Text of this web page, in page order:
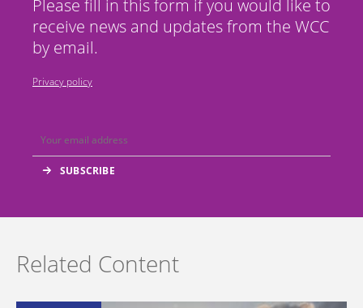
Please fill in this form if you would like to
receive news and updates from the WCC
by email.
Privacy policy
Related Content